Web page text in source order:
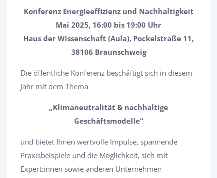
Konferenz Energieeffizienz und Nachhaltigkeit
Mai 2025, 16:00 bis 19:00 Uhr
Haus der Wissenschaft (Aula), Pockelstraße 11,
38106 Braunschweig
Die öffentliche Konferenz beschäftigt sich in diesem
Jahr mit dem Thema
„Klimaneutralität & nachhaltige
Geschäftsmodelle“
und bietet Ihnen wertvolle Impulse, spannende
Praxisbeispiele und die Möglichkeit, sich mit
Expert:innen sowie anderen Unternehmen